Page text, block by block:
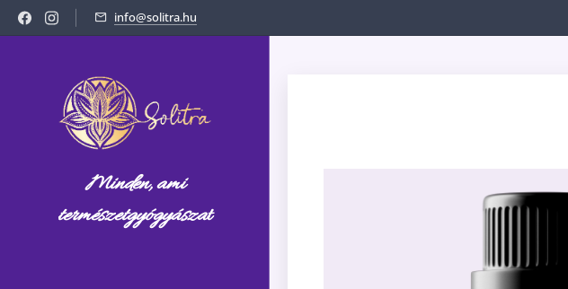
info@solitra.hu
Minden, ami
természetgyógyászat